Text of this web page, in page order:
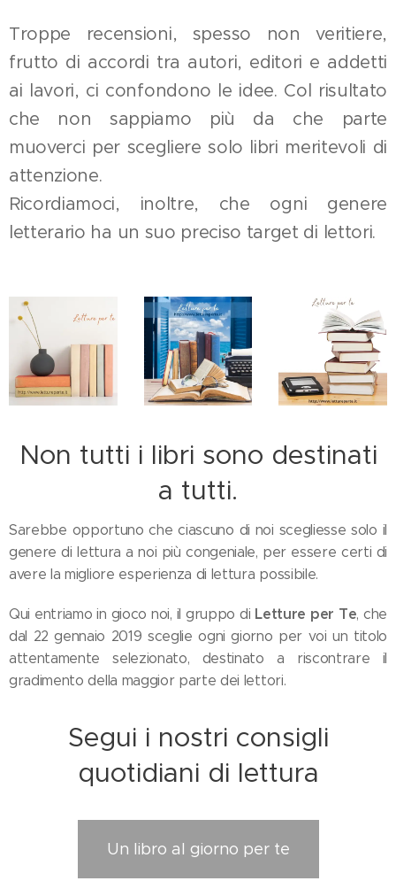
Troppe recensioni, spesso non veritiere,
frutto di accordi tra autori, editori e addetti
ai lavori, ci confondono le idee. Col risultato
che non sappiamo più da che parte
muoverci per scegliere solo libri meritevoli di
attenzione.
Ricordiamoci, inoltre, che ogni genere
letterario ha un suo preciso target di lettori.
Non tutti i libri sono destinati
a tutti.
Sarebbe opportuno che ciascuno di noi scegliesse solo il
genere di lettura a noi più congeniale, per essere certi di
avere la migliore esperienza di lettura possibile.
Qui entriamo in gioco noi, il gruppo di Letture per Te, che
dal 22 gennaio 2019 sceglie ogni giorno per voi un titolo
attentamente selezionato, destinato a riscontrare il
gradimento della maggior parte dei lettori.
Segui i nostri consigli
quotidiani di lettura
Un libro al giorno per te